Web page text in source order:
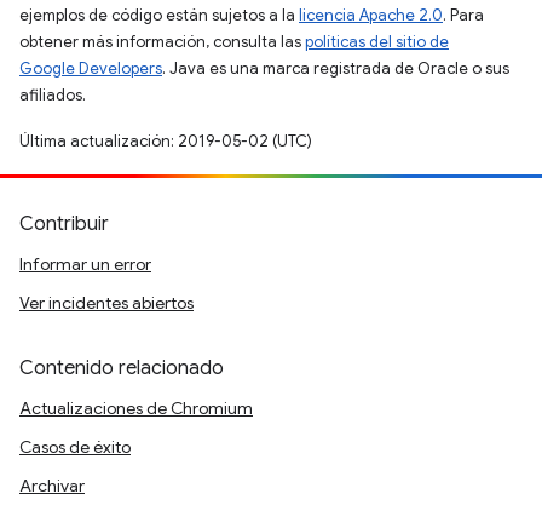
ejemplos de código están sujetos a la licencia Apache 2.0. Para
obtener más información, consulta laspolíticas del sitio de
Google Developers. Java es una marca registrada de Oracle o sus
afiliados.
Última actualización: 2019-05-02 (UTC)
Contribuir
Informar un error
Ver incidentes abiertos
Contenido relacionado
Actualizaciones de Chromium
Casos de éxito
Archivar